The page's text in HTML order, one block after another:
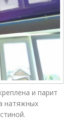
и парит
натяжных